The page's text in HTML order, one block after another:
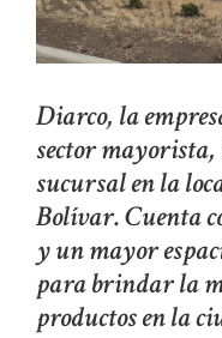
Diarco, la
sector
sucursal en la
Bolívar. Cuenta
y un mayor
para brindar la
productos en la